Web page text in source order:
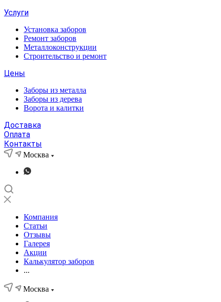
Услуги
Установка заборов
Ремонт заборов
Металлоконструкции
Строительство и ремонт
Цены
Заборы из металла
Заборы из дерева
Ворота и калитки
Доставка
Оплата
Контакты
Москва
Компания
Статьи
Отзывы
Галерея
Акции
Калькулятор заборов
...
Москва